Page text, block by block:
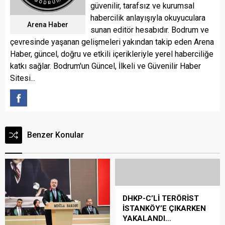
Arena Haber
güvenilir, tarafsız ve kurumsal
habercilik anlayışıyla okuyuculara
sunan editör hesabıdır. Bodrum ve
çevresinde yaşanan gelişmeleri yakından takip eden Arena
Haber, güncel, doğru ve etkili içerikleriyle yerel haberciliğe
katkı sağlar. Bodrum'un Güncel, İlkeli ve Güvenilir Haber
Sitesi...
Benzer Konular
DHKP-C’Lİ TERÖRİST
İSTANKÖY’E ÇIKARKEN
YAKALANDI…